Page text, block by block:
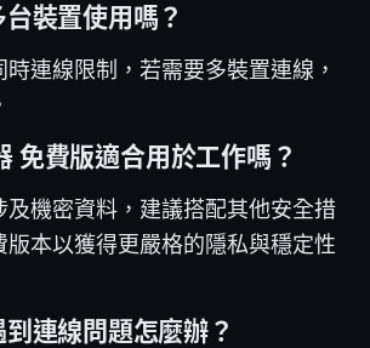
裝置使用嗎？
連線限制，若需要多裝置連線，
免費版適合用於工作嗎？
及機密資料，建議搭配其他安全措
版本以獲得更嚴格的隱私與穩定性
連線問題怎麼辦？